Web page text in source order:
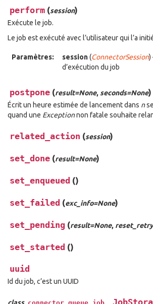
perform (session)
Exécute le job.
Le job est exécuté avec l’utilisateur qui l’a
Paramètres: session(ConnectorSession)
d’exécution du job
postpone (result=None, seconds=None)
Écrit un heure estimée de lancement dans n
quand une Exceptionnon fatale souhaite
related_action (session)
set_done (result=None)
set_enqueued ()
set_failed (exc_info=None)
set_pending (result=None,
set_started ()
uuid
Id du job, c’est un UUID